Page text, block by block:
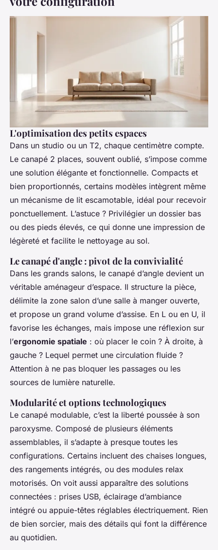
L'optimisation des petits espaces
Dans un studio ou un T2, chaque centimètre compte.
Le canapé 2 places, souvent oublié, s’impose comme
une solution élégante et fonctionnelle. Compacts et
bien proportionnés, certains modèles intègrent même
un mécanisme de lit escamotable, idéal pour recevoir
ponctuellement. L’astuce ? Privilégier un dossier bas
ou des pieds élevés, ce qui donne une impression de
légèreté et facilite le nettoyage au sol.
Le canapé d'angle : pivot de la convivialité
Dans les grands salons, le canapé d’angle devient un
véritable aménageur d’espace. Il structure la pièce,
délimite la zone salon d’une salle à manger ouverte,
et propose un grand volume d’assise. En L ou en U, il
favorise les échanges, mais impose une réflexion sur
l’ergonomie spatiale : où placer le coin ? À droite, à
gauche ? Lequel permet une circulation fluide ?
Attention à ne pas bloquer les passages ou les
sources de lumière naturelle.
Modularité et options technologiques
Le canapé modulable, c’est la liberté poussée à son
paroxysme. Composé de plusieurs éléments
assemblables, il s’adapte à presque toutes les
configurations. Certains incluent des chaises longues,
des rangements intégrés, ou des modules relax
motorisés. On voit aussi apparaître des solutions
connectées : prises USB, éclairage d’ambiance
intégré ou appuie-têtes réglables électriquement. Rien
de bien sorcier, mais des détails qui font la différence
au quotidien.